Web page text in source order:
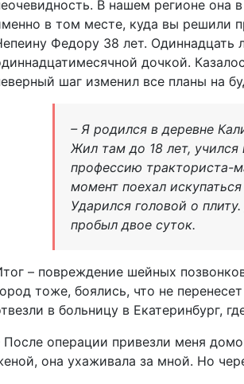
В нашем регионе она
в том месте, куда вы решили
Федору 38 лет. Одиннадцать
дочкой.
шаг изменил все планы на
– Я родился в деревне
Жил там до 18 лет,
профессию тракториста-
момент поехал
Ударился головой о
пробыл двое суток.
– повреждение шейных
тоже, боялись, что не
в больницу в Екатеринбург,
После операции привезли меня
она ухаживала за мной. Но